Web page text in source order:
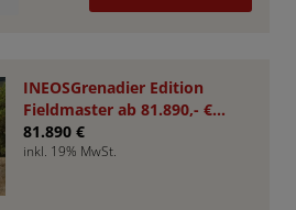
INEOSGrenadier Edition
Fieldmaster ab 81.890,- €
*Bestellfahrzeug*
81.890 €
inkl. 19% MwSt.